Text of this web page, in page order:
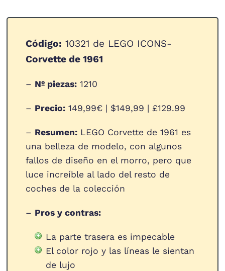
Código: 10321 de LEGO ICONS-
Corvette de 1961
– Nº piezas:1210
– Precio:149,99€ | $149,99 | £129.99
– Resumen:LEGO Corvette de 1961 es
una belleza de modelo, con algunos
fallos de diseño en el morro, pero que
luce increíble al lado del resto de
coches de la colección
– Pros y contras:
La parte trasera es impecable
El color rojo y las líneas le sientan
de lujo